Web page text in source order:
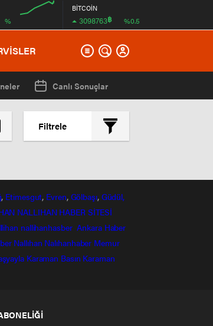
%
BİTCOİN
3098763฿ %0.5
Canlı Sonuçlar
Filtrele
En yeniler
En eskiler
, Etimesgut, Evren, Gölbaşı, Güdül,
NALLIHAN HABER SİTESİ
nallihanhasber Ankara Haber
Nallıhan Nalıhanhaber Memur
Karaman Basın Karaman